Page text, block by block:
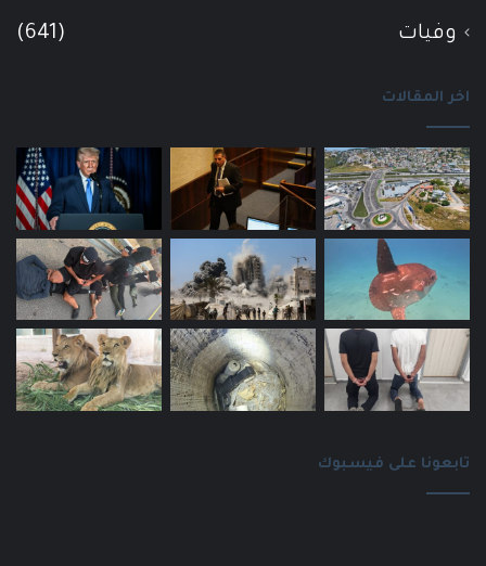
وفيات (641)
اخر المقالات
تابعونا على فيسبوك